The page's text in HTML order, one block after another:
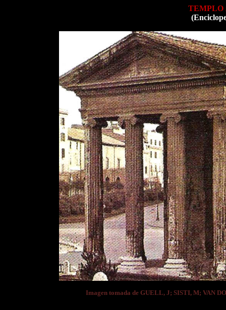
TEMPLO
Imagen tomada de GUELL, J; SISTI, M; VAN